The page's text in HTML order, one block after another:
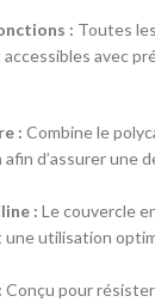
: Toutes
avec
: Combine le
afin d’assurer une
: Le couvercle
une utilisation
Conçu pour